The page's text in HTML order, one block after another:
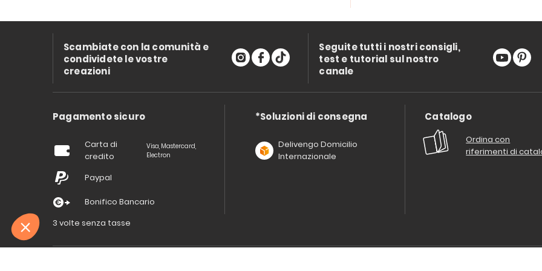
Scambiate con la comunità e
condividete le vostre
creazioni
Seguite tutti i nostri consigli,
test e tutorial sul nostro
canale
Pagamento sicuro
Carta di
credito
Visa, Mastercard,
Electron
Paypal
Bonifico Bancario
3 volte senza tasse
*Soluzioni di consegna
Delivengo Domicilio
Internazionale
Catalogo
Ordina con
riferimenti di